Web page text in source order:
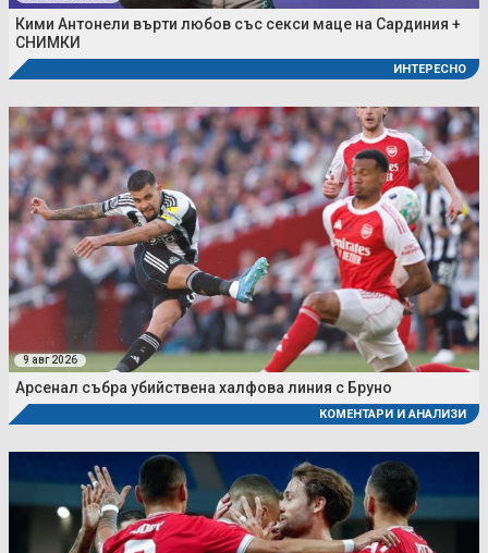
Кими Антонели върти любов със секси маце на Сардиния +
СНИМКИ
ИНТЕРЕСНО
9 авг 2026
Арсенал събра убийствена халфова линия с Бруно
КОМЕНТАРИ И АНАЛИЗИ